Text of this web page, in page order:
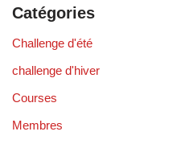
Catégories
Challenge d'été
challenge d'hiver
Courses
Membres